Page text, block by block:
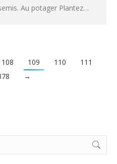
Au potager Plantez…
108 109 110
111
→